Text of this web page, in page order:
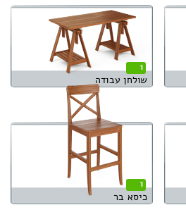
1
שולחן עבודה
1
כיסא בר